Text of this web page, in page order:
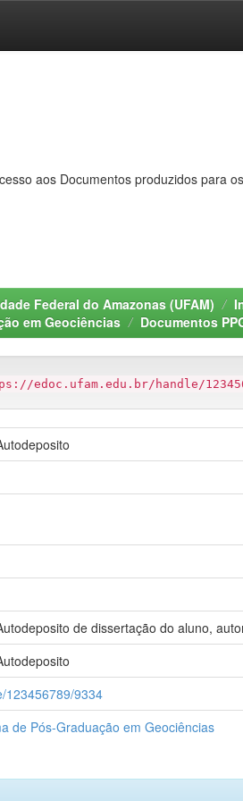
aos Documentos produzidos para
Federal do Amazonas (UFAM)
em Geociências
Documentos
edoc.ufam.edu.br/handle/
de dissertação do aluno,
123456789/9334
de Pós-Graduação em Geociências